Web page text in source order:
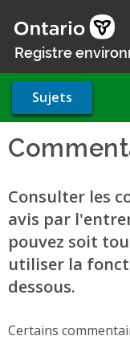
au
contenu
Registre
Sujets
Consulter les
avis par
pouvez soit
utiliser la
dessous.
Certains